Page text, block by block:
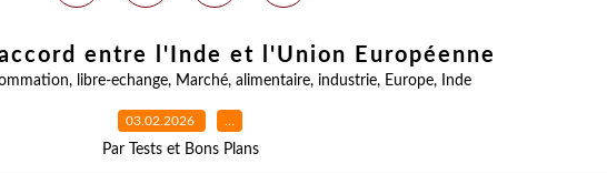
entre l'Inde et l'Union Européenne
, libre-echange, Marché, alimentaire, industrie, Europe, Inde
03.02.2026 …
Par Tests et Bons Plans